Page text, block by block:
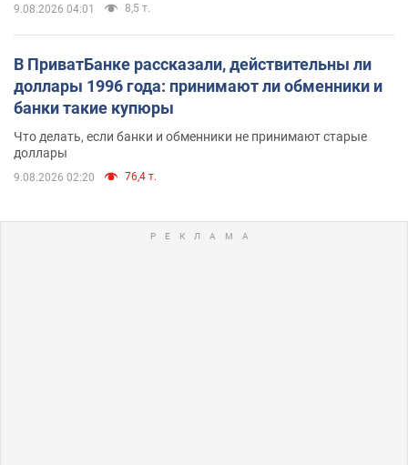
9.08.2026 04:01 8,5 т.
В ПриватБанке рассказали, действительны ли
доллары 1996 года: принимают ли обменники и
банки такие купюры
Что делать, если банки и обменники не принимают старые
доллары
9.08.2026 02:20 76,4 т.